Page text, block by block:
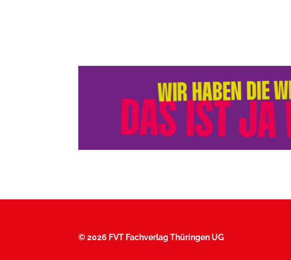
©2026 FVT Fachverlag Thüringen UG